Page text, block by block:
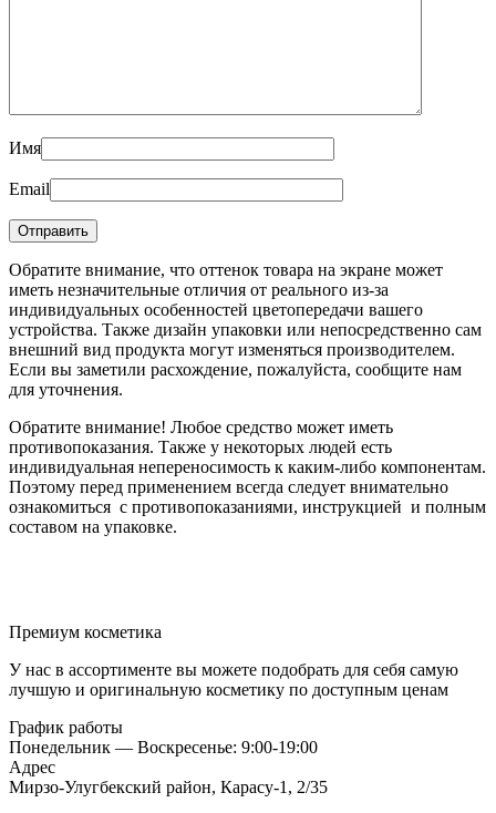
Имя
Email
Обратите внимание, что оттенок товара на экране может
иметь незначительные отличия от реального из-за
индивидуальных особенностей цветопередачи вашего
устройства. Также дизайн упаковки или непосредственно сам
внешний вид продукта могут изменяться производителем.
Если вы заметили расхождение, пожалуйста, сообщите нам
для уточнения.
Обратите внимание! Любое средство может иметь
противопоказания. Также у некоторых людей есть
индивидуальная непереносимость к каким-либо компонентам.
Поэтому перед применением всегда следует внимательно
ознакомиться с противопоказаниями, инструкцией и полным
составом на упаковке.
Премиум косметика
У нас в ассортименте вы можете подобрать для себя самую
лучшую и оригинальную косметику по доступным ценам
График работы
Понедельник — Воскресенье: 9:00-19:00
Адрес
Мирзо-Улугбекский район, Карасу-1, 2/35